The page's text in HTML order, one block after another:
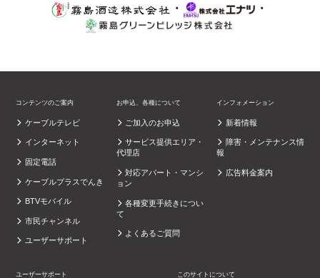
・
・
コンテンツのご案内
ケーブルテレビ
インターネット
固定電話
ケーブルプラスでんき
BTVモバイル
市民チャンネル
ユーザーサポート
お申込、各種について
ご加入のお申込
サービス提供エリア・
代理店
対応アパート・マンシ
ョン
各種変更手続きについ
て
よくあるご質問
インフォメーション
新着情報
障害・メンテナンス情
報
広告料金案内
ユーザーサポート このサイトについて